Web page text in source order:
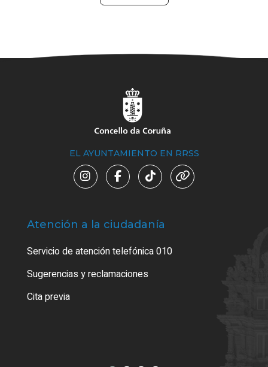
EL AYUNTAMIENTO EN RRSS
Atención a la ciudadanía
Servicio de atención telefónica 010
Sugerencias y reclamaciones
Cita previa